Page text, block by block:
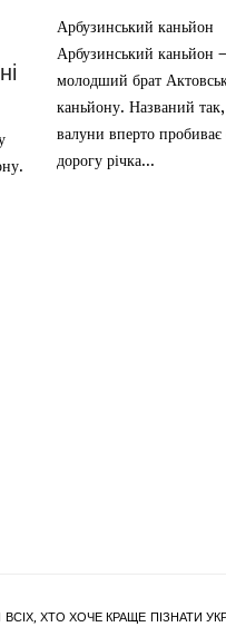
Арбузинський каньйон
Арбузинський каньйон
молодший брат
каньйону. Названий так,
валуни вперто пробиває
дорогу річка...
ХТО ХОЧЕ КРАЩЕ ПІЗНАТИ